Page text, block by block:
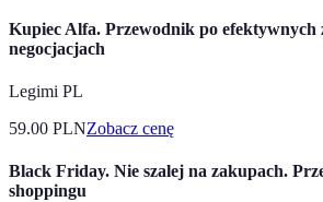
Kupiec Alfa. Przewodnik po efektywnych
negocjacjach
Legimi PL
59.00 PLNZobacz cenę
Black Friday. Nie szalej na zakupach.
shoppingu